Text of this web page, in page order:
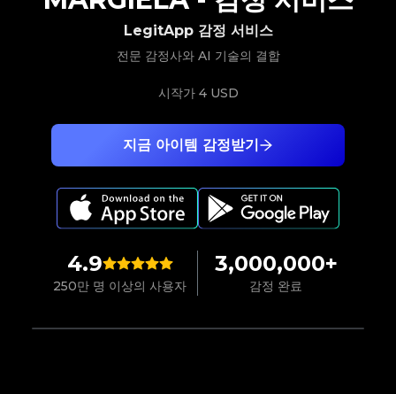
4.9
250만 명 이상의 사용자
3,000,000+
감정 완료
지금 아이템 감정받기
LegitApp 감정 서비스
전문 감정사와 AI 기술의 결합
시작가 4 USD